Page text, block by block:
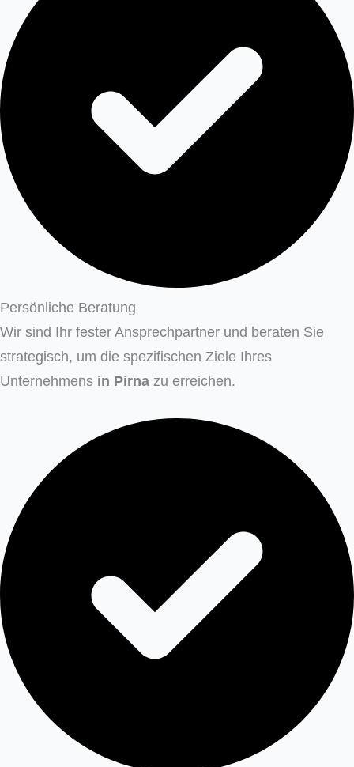
Persönliche Beratung
Wir sind Ihr fester Ansprechpartner und beraten Sie
strategisch, um die spezifischen Ziele Ihres
Unternehmens in Pirna zu erreichen.